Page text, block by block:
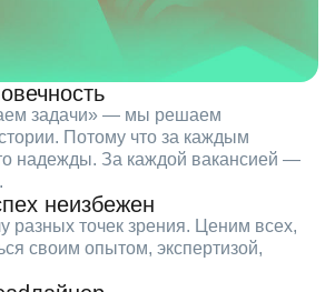
задачи» — мы решаем
Потому что за каждым
надежды. За каждой вакансией —
неизбежен
разных точек зрения. Ценим всех,
своим опытом, экспертизой,